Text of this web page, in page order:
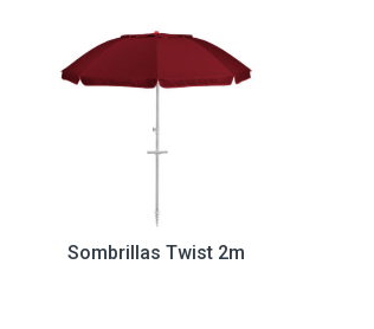
Sombrillas Twist 2m